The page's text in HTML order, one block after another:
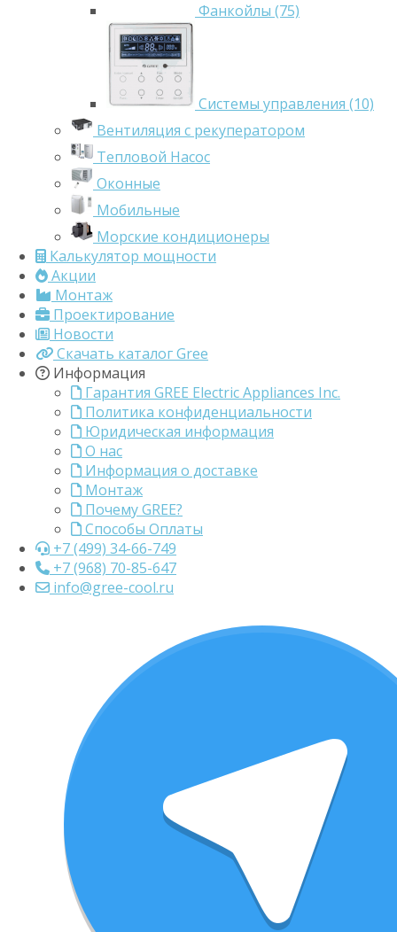
Фанкойлы (75)
Системы управления (10)
Вентиляция с рекуператором
Тепловой Насос
Оконные
Мобильные
Морские кондиционеры
Калькулятор мощности
Акции
Монтаж
Проектирование
Новости
Скачать каталог Gree
Информация
Гарантия GREE Electric Appliances Inc.
Политика конфиденциальности
Юридическая информация
О нас
Информация о доставке
Монтаж
Почему GREE?
Способы Оплаты
+7 (499) 34-66-749
+7 (968) 70-85-647
info@gree-cool.ru